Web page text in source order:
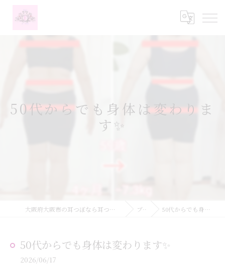
50代からでも身体は変わりま
す✨
大阪府大阪市の耳つぼなら耳つぼダイエットサロンふーみん ブログ 50代からでも身体は変わります✨
50代からでも身体は変わります✨
2026/06/17